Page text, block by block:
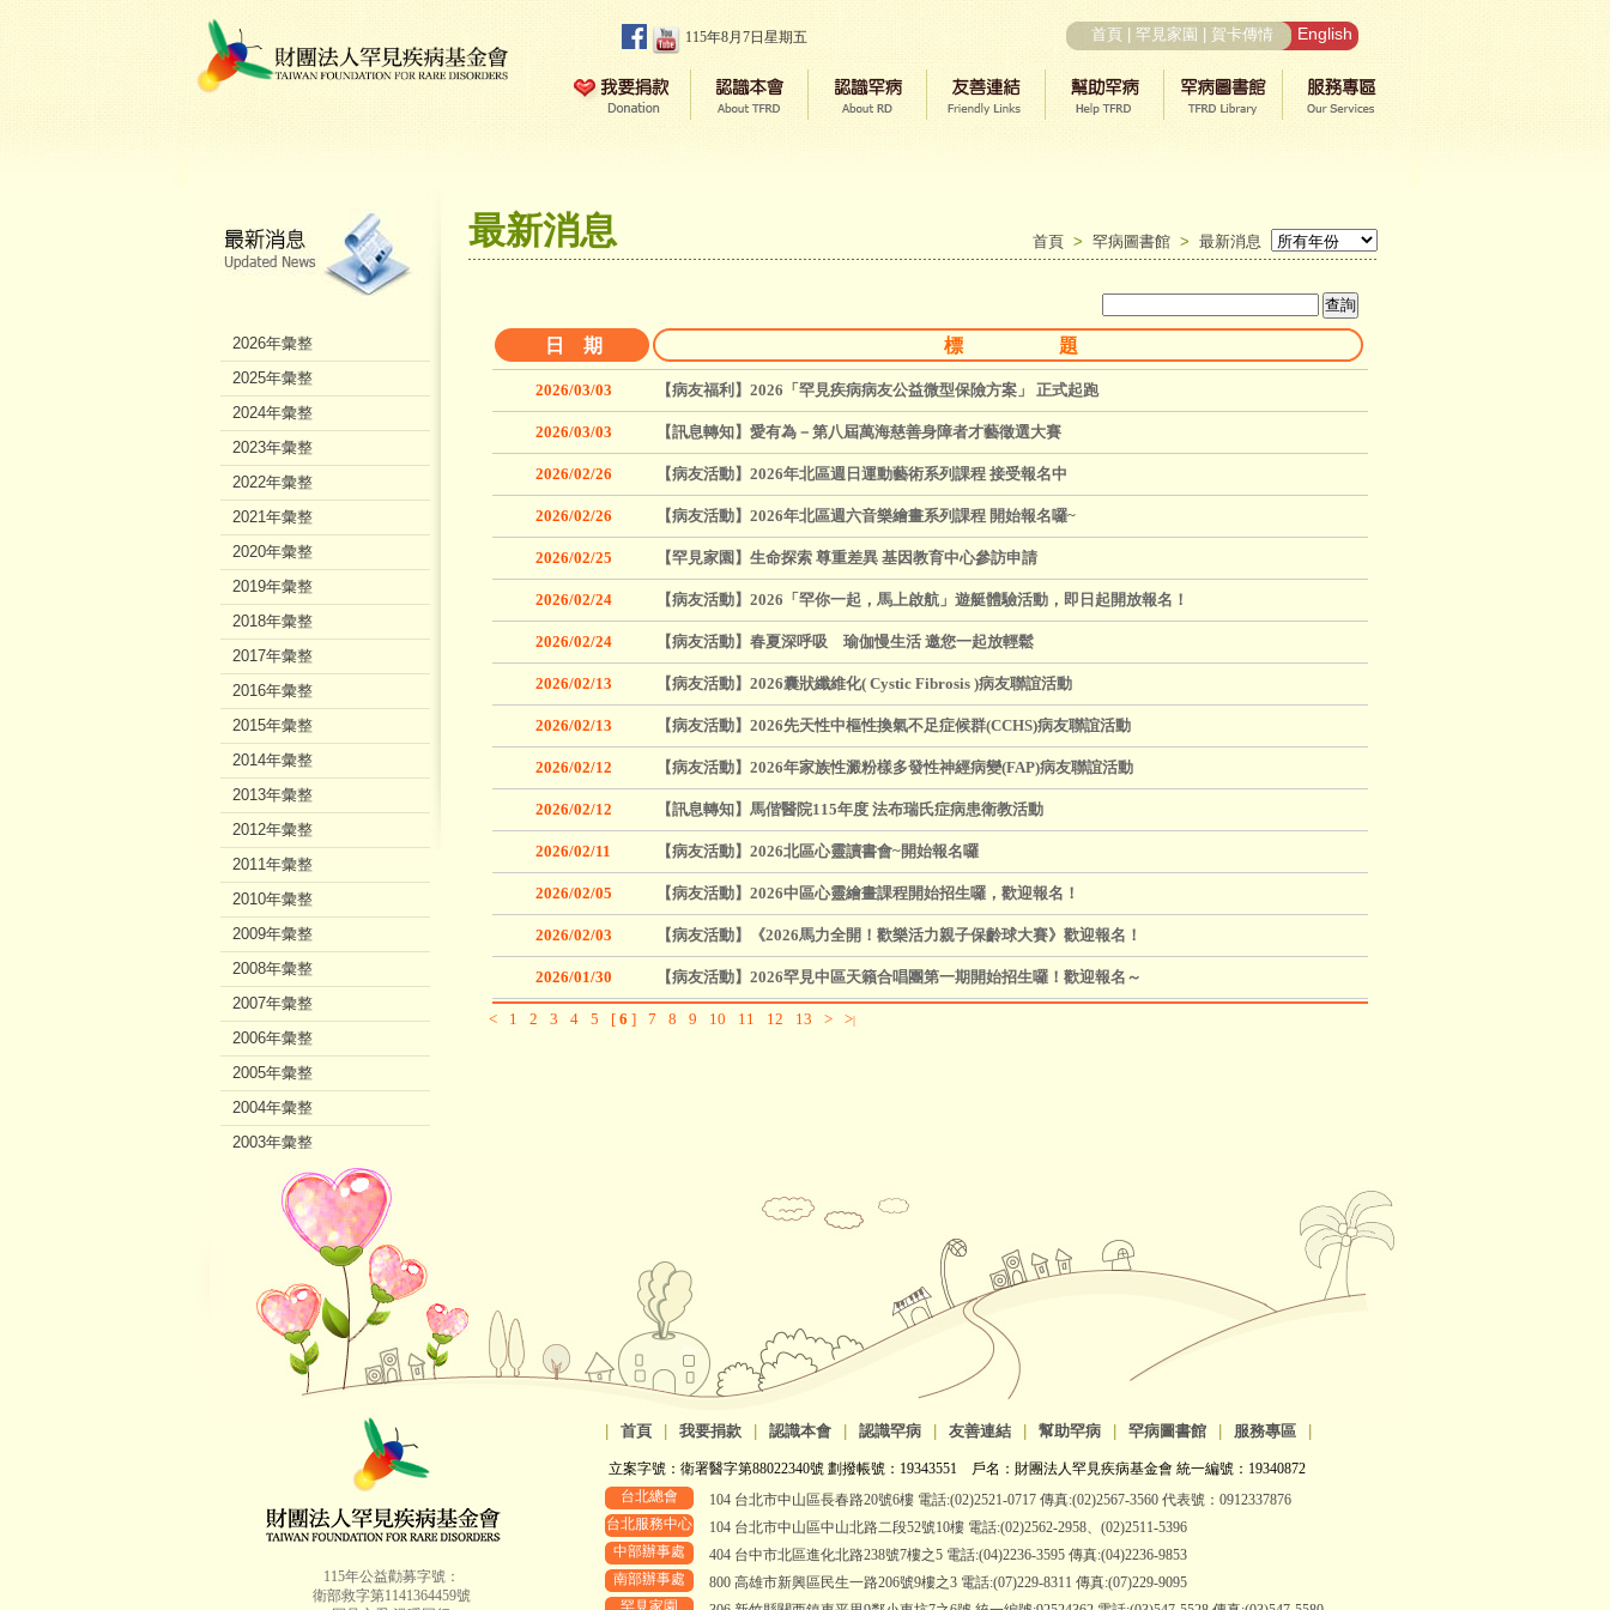
115年8月7日星期五 首頁 罕見家園 賀卡傳情 English
最新消息 首頁 > 罕病圖書館 > 最新消息
日 期 標 題
2026/03/03 【病友福利】2026「罕見疾病病友公益微型保險方案」 正式起跑
2026/03/03 【訊息轉知】愛有為－第八屆萬海慈善身障者才藝徵選大賽
2026/02/26 【病友活動】2026年北區週日運動藝術系列課程 接受報名中
2026/02/26 【病友活動】2026年北區週六音樂繪畫系列課程 開始報名囉~
2026/02/25 【罕見家園】生命探索 尊重差異 基因教育中心參訪申請
2026/02/24 【病友活動】2026「罕你一起，馬上啟航」遊艇體驗活動，即日起開放報名！
2026/02/24 【病友活動】春夏深呼吸 瑜伽慢生活 邀您一起放輕鬆
2026/02/13 【病友活動】2026囊狀纖維化( Cystic Fibrosis )病友聯誼活動
2026/02/13 【病友活動】2026先天性中樞性換氣不足症候群(CCHS)病友聯誼活動
2026/02/12 【病友活動】2026年家族性澱粉樣多發性神經病變(FAP)病友聯誼活動
2026/02/12 【訊息轉知】馬偕醫院115年度 法布瑞氏症病患衛教活動
2026/02/11 【病友活動】2026北區心靈讀書會~開始報名囉
2026/02/05 【病友活動】2026中區心靈繪畫課程開始招生囉，歡迎報名！
2026/02/03 【病友活動】《2026馬力全開！歡樂活力親子保齡球大賽》歡迎報名！
2026/01/30 【病友活動】2026罕見中區天籟合唱團第一期開始招生囉！歡迎報名～
< 1 2 3 4 5 [ 6 ] 7 8 9 10 11 12 13 > >|
2026年彙整
2025年彙整
2024年彙整
2023年彙整
2022年彙整
2021年彙整
2020年彙整
2019年彙整
2018年彙整
2017年彙整
2016年彙整
2015年彙整
2014年彙整
2013年彙整
2012年彙整
2011年彙整
2010年彙整
2009年彙整
2008年彙整
2007年彙整
2006年彙整
2005年彙整
2004年彙整
2003年彙整
2002年彙整
115年公益勸募字號：
衛部救字第1141364459號
首頁 我要捐款 認識本會 認識罕病 友善連結 幫助罕病 罕病圖書館 服務專區
立案字號：衛署醫字第88022340號 劃撥帳號：19343551 戶名：財團法人罕見疾病基金會 統一編號：19340872
台北總會
104 台北市中山區長春路20號6樓 電話:(02)2521-0717 傳真:(02)2567-3560 代表號：0912337876
台北服務中心
104 台北市中山區中山北路二段52號10樓 電話:(02)2562-2958、(02)2511-5396
中部辦事處
404 台中市北區進化北路238號7樓之5 電話:(04)2236-3595 傳真:(04)2236-9853
南部辦事處
800 高雄市新興區民生一路206號9樓之3 電話:(07)229-8311 傳真:(07)229-9095
罕見家園